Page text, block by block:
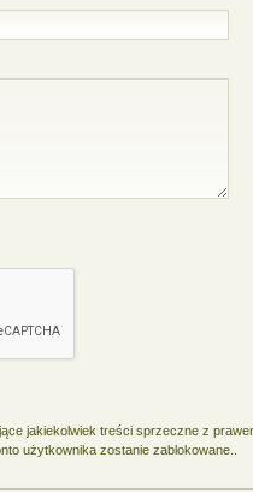
jakiekolwiek treści sprzeczne z
użytkownika zostanie zablokowane..